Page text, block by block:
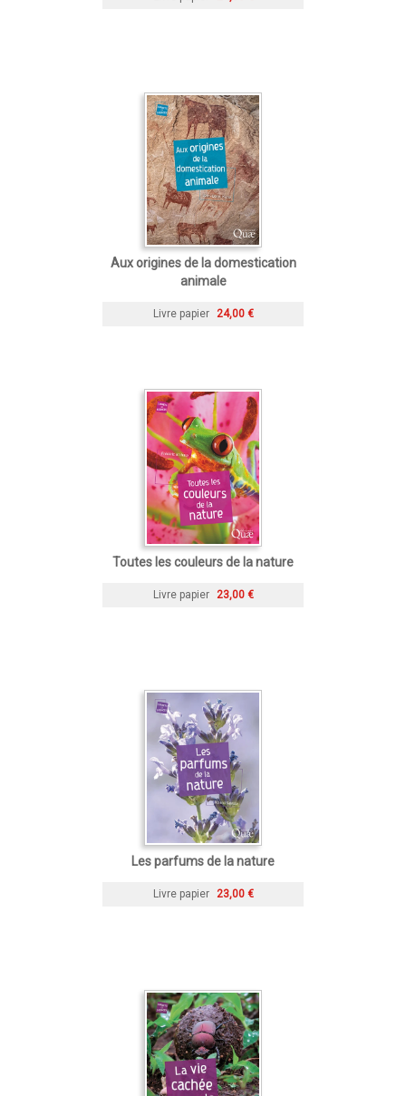
Aux origines de la domestication
animale
Livre papier 24,00 €
Toutes les couleurs de la nature
Livre papier 23,00 €
Les parfums de la nature
Livre papier 23,00 €